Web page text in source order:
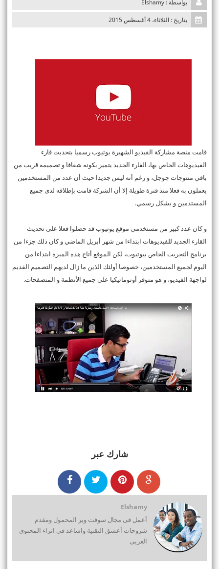
بواسطة : Elshamy
بتاريخ : الثلاثاء، 4 أغسطس 2015
قامت منصة مشاركة الفيديو الشهيرة يوتيوب رسميا بتحديث قارء
الفيديوهات الخاص بها، القارء الجديد يتميز بكونه شفافا و تصميمه قريب من
باقي منتوجات جوجل، و رغم أنه ليس جديدا حيث أن عدد من المستخدمين
يعملون به فعلا منذ فترة طويلة إلا أن الشركة قامت بإطلاقه لدى جميع
المستدمين و بشكل رسمي.
و كان عدد كبير من مستخدمي موقع يوتيوب قد حصلوا فعلا على تحديث
القارء الجديد للفيديوهات ابتداءا من شهر أبريل الماضي و كان ذلك جزءا من
برنامج التجريب الخاص بيوتيوب، لكن الموقع أتاح هذه الميزة ابتداءا من
اليوم لجميع المستخدمين، خصوصا أولئك الذين ما زال لديهم التصميم القديم
لواجهة الفيديو، و هو متوفر أوتوماتيكيا على جميع الأنظمة و المتصفحات.
شارك عبر
Elshamy
أعمل فى مجال سوفت وير المحمول ومقدم
شروحات أعشق التقنية واساعد فى اثراء المحتوى
العربى